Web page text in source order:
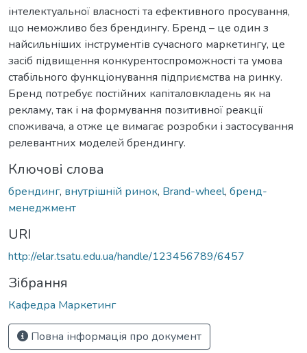
інтелектуальної власності та ефективного просування,
що неможливо без брендингу. Бренд – це один з
найсильніших інструментів сучасного маркетингу, це
засіб підвищення конкурентоспроможності та умова
стабільного функціонування підприємства на ринку.
Бренд потребує постійних капіталовкладень як на
рекламу, так і на формування позитивної реакції
споживача, а отже це вимагає розробки і застосування
релевантних моделей брендингу.
Ключові слова
брендинг, внутрішній ринок, Brand-wheel, бренд-
менеджмент
URI
http://elar.tsatu.edu.ua/handle/123456789/6457
Зібрання
Кафедра Маркетинг
Повна інформація про документ